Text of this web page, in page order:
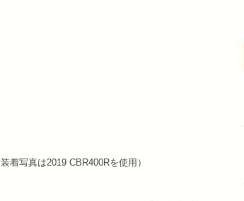
装着写真は2019 CBR400Rを使用）